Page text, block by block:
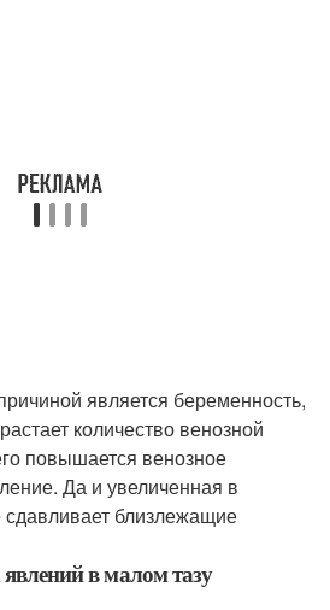
является беременность,
количество венозной
повышается венозное
Да и увеличенная в
сдавливает близлежащие
в малом тазу